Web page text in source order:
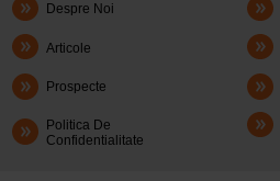
Despre Noi
Articole
Prospecte
Politica De
Confidentialitate